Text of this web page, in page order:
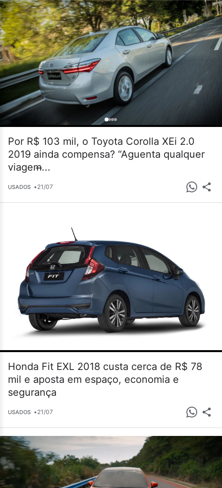
Por R$ 103 mil, o Toyota Corolla XEi 2.0
2019 ainda compensa? “Aguenta qualquer
viagem̶...
USADOS •21/07
Honda Fit EXL 2018 custa cerca de R$ 78
mil e aposta em espaço, economia e
segurança
USADOS •21/07